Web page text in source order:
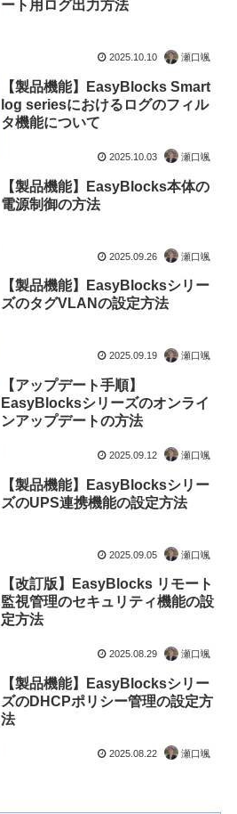
ート用ログ出力方法
2025.10.10 瀬口颯
【製品機能】EasyBlocks Smart
log seriesにおけるログのフィル
タ機能について
2025.10.03 瀬口颯
【製品機能】EasyBlocks本体の
電源制御の方法
2025.09.26 瀬口颯
【製品機能】EasyBlocksシリー
ズのタグVLANの設定方法
2025.09.19 瀬口颯
【アップデート手順】
EasyBlocksシリーズのオンライ
ンアップデートの方法
2025.09.12 瀬口颯
【製品機能】EasyBlocksシリー
ズのUPS連携機能の設定方法
2025.09.05 瀬口颯
【改訂版】EasyBlocks リモート
監視管理のセキュリティ機能の設
定方法
2025.08.29 瀬口颯
【製品機能】EasyBlocksシリー
ズのDHCPポリシー管理の設定方
法
2025.08.22 瀬口颯